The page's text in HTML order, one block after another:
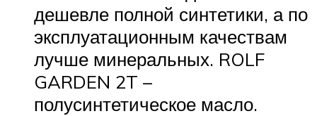
дешевле полной синтетики, а по
эксплуатационным качествам
лучше минеральных. ROLF
GARDEN 2T –
полусинтетическое масло.